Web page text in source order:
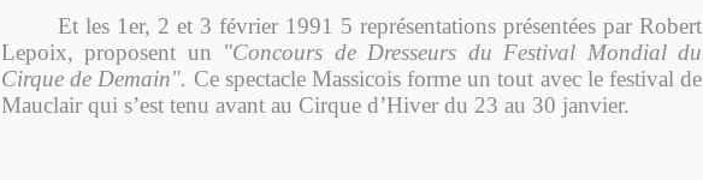
Et les 1er, 2 et 3 février 1991 5 représentations présentées par Robert
Lepoix, proposent un "Concours de Dresseurs du Festival Mondial du
Cirque de Demain". Ce spectacle Massicois forme un tout avec le festival de
Mauclair qui s’est tenu avant au Cirque d’Hiver du 23 au 30 janvier.